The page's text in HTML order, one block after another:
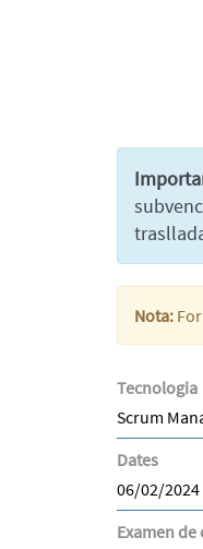
Nota:
Tecnologia
Scrum
Dates
06/02/
Examen